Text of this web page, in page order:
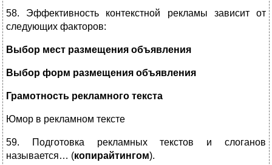
58. Эффективность контекстной рекламы зависит от
следующих факторов:
Выбор мест размещения объявления
Выбор форм размещения объявления
Грамотность рекламного текста
Юмор в рекламном тексте
59. Подготовка рекламных текстов и слоганов
называется… (копирайтингом).